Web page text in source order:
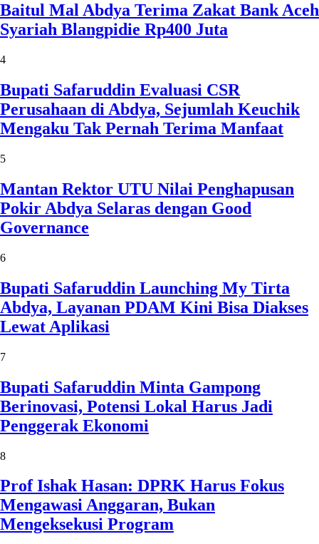
Baitul Mal Abdya Terima Zakat Bank Aceh
Syariah Blangpidie Rp400 Juta
4
Bupati Safaruddin Evaluasi CSR
Perusahaan di Abdya, Sejumlah Keuchik
Mengaku Tak Pernah Terima Manfaat
5
Mantan Rektor UTU Nilai Penghapusan
Pokir Abdya Selaras dengan Good
Governance
6
Bupati Safaruddin Launching My Tirta
Abdya, Layanan PDAM Kini Bisa Diakses
Lewat Aplikasi
7
Bupati Safaruddin Minta Gampong
Berinovasi, Potensi Lokal Harus Jadi
Penggerak Ekonomi
8
Prof Ishak Hasan: DPRK Harus Fokus
Mengawasi Anggaran, Bukan
Mengeksekusi Program